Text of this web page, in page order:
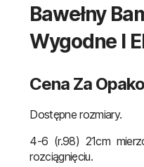
Bawełny
Wygodne I
Cena Za
Dostępne rozmiary.
4-6 (r.98) 21cm
rozciągnięciu.